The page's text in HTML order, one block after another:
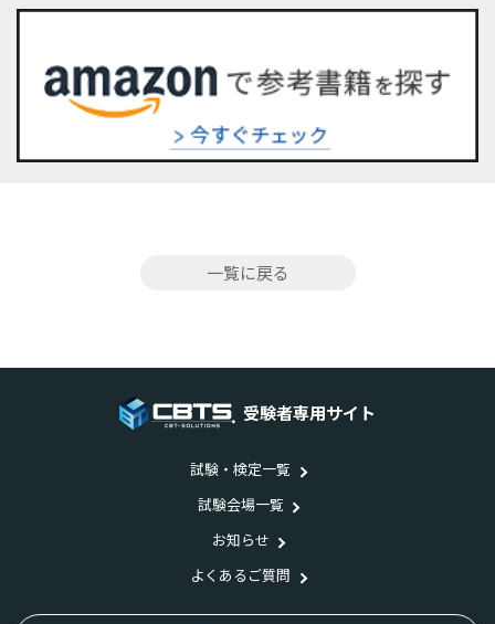
一覧に戻る
受験者専用サイト
試験・検定一覧
試験会場一覧
お知らせ
よくあるご質問